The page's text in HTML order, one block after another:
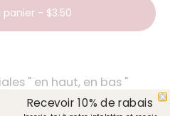
panier - $3.50
" en haut, en bas "
Recevoir 10% de rabais